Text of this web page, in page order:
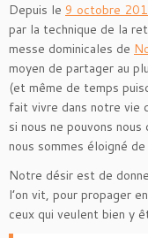
Depuis le 9 octobre
par la technique de la
messe dominicales de
moyen de partager au
(et même de temps
fait vivre dans notre vie
si nous ne pouvons
nous sommes éloigné
Notre désir est de
l’on vit, pour propager
ceux qui veulent bien y